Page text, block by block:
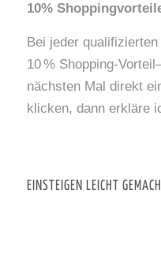
10%
Bei jeder
10 % Shopping-
nächsten Mal direkt
klicken, dann erkläre
EINSTEIGEN LEICHT